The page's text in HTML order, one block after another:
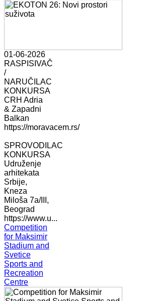
01-06-2026
RASPISIVAČ
/
NARUČILAC
KONKURSA
CRH Adria
& Zapadni
Balkan
https://moravacem.rs/
SPROVODILAC
KONKURSA
Udruženje
arhitekata
Srbije,
Kneza
Miloša 7a/III,
Beograd
https://www.u...
Competition
for Maksimir
Stadium and
Svetice
Sports and
Recreation
Centre